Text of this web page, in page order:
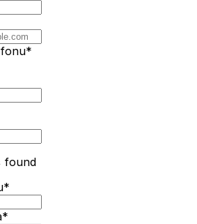
*
found
*
*